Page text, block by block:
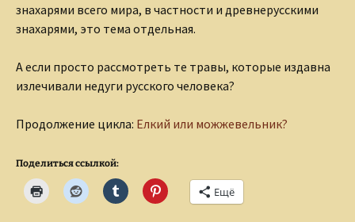
знахарями всего мира, в частности и древнерусскими
знахарями, это тема отдельная.
А если просто рассмотреть те травы, которые издавна
излечивали недуги русского человека?
Продолжение цикла: Елкий или можжевельник?
Поделиться ссылкой:
Ещё